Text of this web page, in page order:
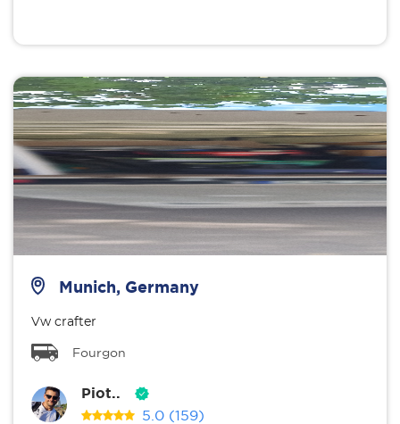
Munich, Germany
Vw crafter
Fourgon
Piot..
5.0 (159)